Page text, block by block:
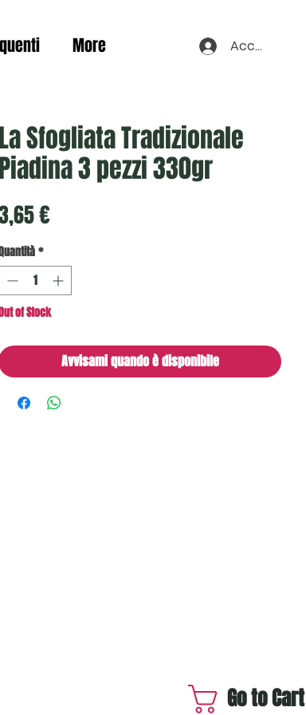
More Accedi
La Sfogliata Tradizionale
Piadina 3 pezzi 330gr
€Prezzo
*
of Stock
Avvisami quando è disponibile
Go to Cart